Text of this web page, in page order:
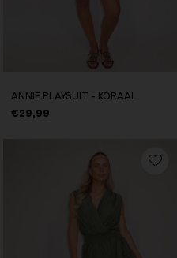
ANNIE PLAYSUIT - KORAAL
€29,99